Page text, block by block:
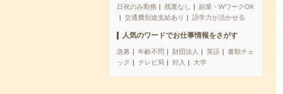
日祝のみ勤務
残業なし
副業・WワークOK
交通費別途支給あり
語学力が活かせる
人気のワードでお仕事情報をさがす
急募 年齢不問 財団法人 英語
書類チェ
ック
テレビ局 封入 大学